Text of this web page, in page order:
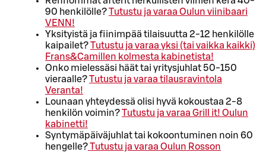
90 henkilölle?Tutustu ja varaa Oulun viinibaari
VENN!
Yksityistä ja fiinimpää tilaisuutta 2-12 henkilölle
kaipailet?Tutustu ja varaa yksi (tai vaikka kaikki)
Frans&Camillen kolmesta kabinetista!
Onko mielessäsi häät tai yritysjuhlat 50-150
vieraalle?Tutustu ja varaa tilausravintola
Veranta!
Lounaan yhteydessä olisi hyvä kokoustaa 2-8
henkilön voimin?Tutustu ja varaa Grill it! Oulun
kabinetti!
Syntymäpäiväjuhlat tai kokoontuminen noin 60
hengelle?Tutustu ja varaa Oulun Rosson